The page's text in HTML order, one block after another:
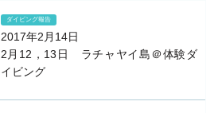
ダイビング報告
2017年2月14日
2月12，13日 ラチャヤイ島＠体験ダ
イビング